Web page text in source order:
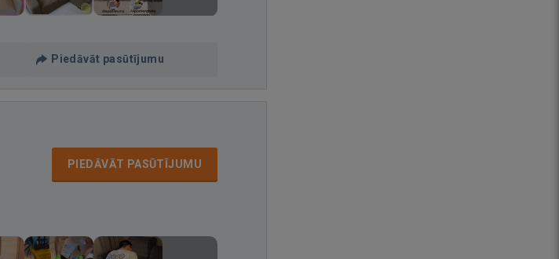
Piedāvāt pasūtījumu
PIEDĀVĀT PASŪTĪJUMU